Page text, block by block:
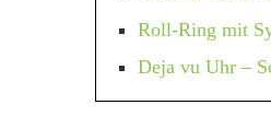
Roll-Ring mit
Deja vu Uhr –